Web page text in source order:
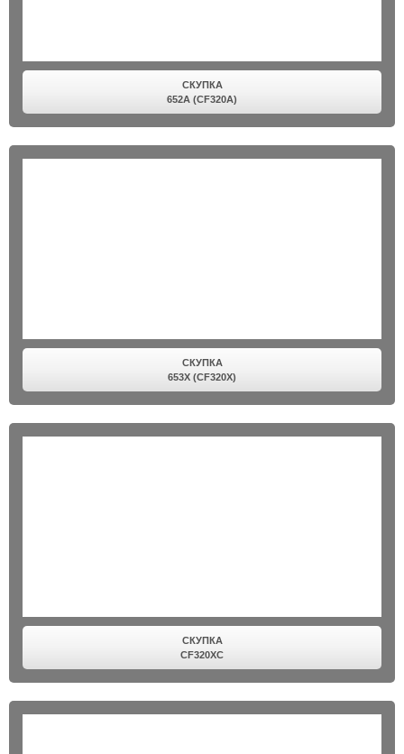
СКУПКА
652A (CF320A)
СКУПКА
653X (CF320X)
СКУПКА
CF320XC